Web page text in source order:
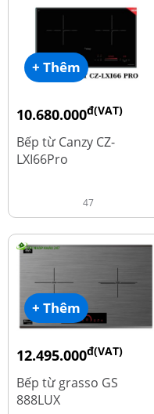
+ Thêm
10.680.000đ(VAT)
Bếp từ Canzy CZ-
LXI66Pro
47
+ Thêm
12.495.000đ(VAT)
16.660.000
Bếp từ grasso GS
888LUX